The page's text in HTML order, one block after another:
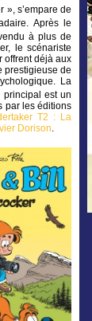
», s’empare de
Après le
à plus de
le scénariste
offrent déjà aux
prestigieuse de
La
est un
par les éditions
T2 : La
Dorison.